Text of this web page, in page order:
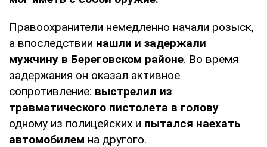
Правоохранители немедленно начали розыск,
а впоследствии нашли и задержали
мужчину в Береговском районе. Во время
задержания он оказал активное
сопротивление: выстрелил из
травматического пистолета в голову
одному из полицейских и пытался наехать
автомобилем на другого.